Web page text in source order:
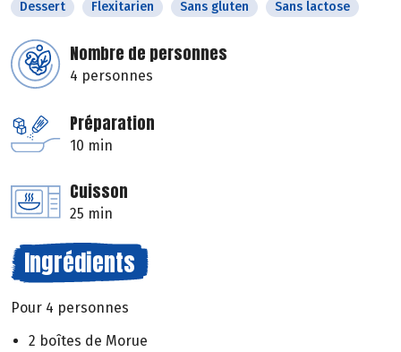
Dessert Flexitarien Sans gluten Sans lactose
Nombre de personnes
4 personnes
Préparation
10 min
Cuisson
25 min
Ingrédients
Pour 4 personnes
2 boîtes de Morue